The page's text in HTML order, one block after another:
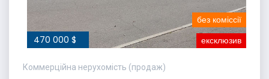
470 000 $ ексклюзив
без коміссії
Коммерційна нерухомість (продаж)